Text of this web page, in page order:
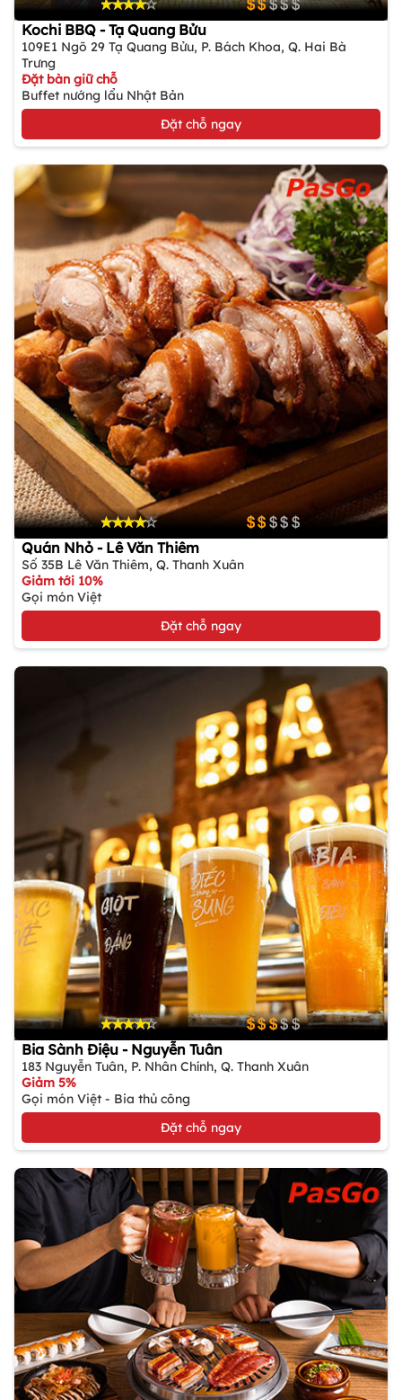
Kochi BBQ - Tạ Quang Bửu
109E1 Ngõ 29 Tạ Quang Bửu, P. Bách Khoa, Q. Hai Bà
Trưng
Đặt bàn giữ chỗ
Buffet nướng lẩu Nhật Bản
Đặt chỗ ngay
Quán Nhỏ - Lê Văn Thiêm
Số 35B Lê Văn Thiêm, Q. Thanh Xuân
Giảm tới 10%
Gọi món Việt
Đặt chỗ ngay
Bia Sành Điệu - Nguyễn Tuân
183 Nguyễn Tuân, P. Nhân Chính, Q. Thanh Xuân
Giảm 5%
Gọi món Việt - Bia thủ công
Đặt chỗ ngay